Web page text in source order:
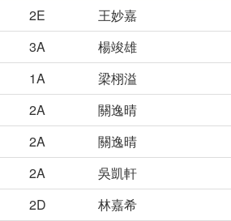
2E 王妙嘉
3A 楊竣雄
1A 梁栩溢
2A 關逸晴
2A 關逸晴
2A 吳凱軒
2D 林嘉希